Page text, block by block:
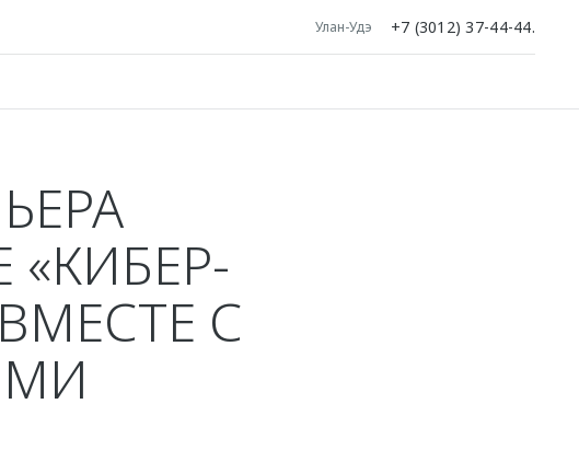
Улан-Удэ +7 (3012) 37-44-44.
С